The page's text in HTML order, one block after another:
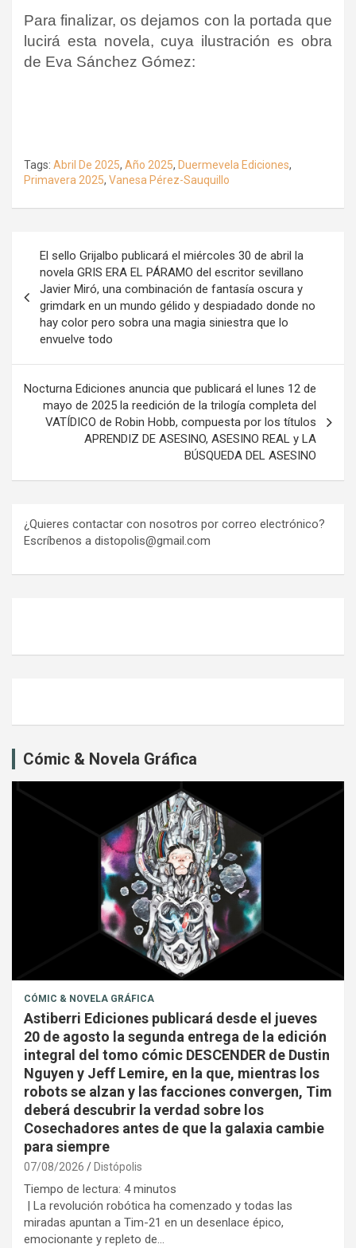
Para finalizar, os dejamos con la portada que
lucirá esta novela, cuya ilustración es obra
de Eva Sánchez Gómez:
Tags: Abril De 2025, Año 2025, Duermevela Ediciones,
Primavera 2025, Vanesa Pérez-Sauquillo
entradas
El sello Grijalbo publicará el miércoles 30 de abril la
novela GRIS ERA EL PÁRAMO del escritor sevillano
Javier Miró, una combinación de fantasía oscura y
grimdark en un mundo gélido y despiadado donde no
hay color pero sobra una magia siniestra que lo
envuelve todo
Nocturna Ediciones anuncia que publicará el lunes 12 de
mayo de 2025 la reedición de la trilogía completa del
VATÍDICO de Robin Hobb, compuesta por los títulos
APRENDIZ DE ASESINO, ASESINO REAL y LA
BÚSQUEDA DEL ASESINO
¿Quieres contactar con nosotros por correo electrónico?
Escríbenos a distopolis@gmail.com
Cómic & Novela Gráfica
CÓMIC & NOVELA GRÁFICA
Astiberri Ediciones publicará desde el jueves
20 de agosto la segunda entrega de la edición
integral del tomo cómic DESCENDER de Dustin
Nguyen y Jeff Lemire, en la que, mientras los
robots se alzan y las facciones convergen, Tim
deberá descubrir la verdad sobre los
Cosechadores antes de que la galaxia cambie
para siempre
07/08/2026 Distópolis
Tiempo de lectura: 4 minutos
| La revolución robótica ha comenzado y todas las
miradas apuntan a Tim-21 en un desenlace épico,
emocionante y repleto de…